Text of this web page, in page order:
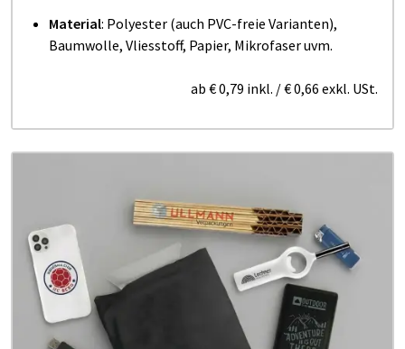
Material: Polyester (auch PVC-freie Varianten),
Baumwolle, Vliesstoff, Papier, Mikrofaser uvm.
ab € 0,79 inkl. /€ 0,66 exkl. USt.